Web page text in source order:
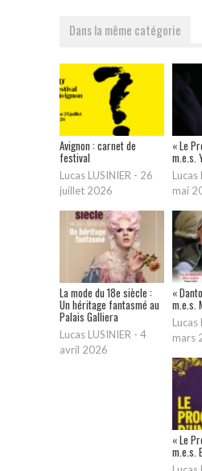
Dans la même catégorie
Avignon : carnet de
festival
Lucas LUSINIER - 26
juillet 2026
« Le
m.e.s.
Lucas
mai
La mode du 18e siècle :
Un héritage fantasmé au
Palais Galliera
Lucas LUSINIER - 4
avril 2026
«
m.e.s.
Lucas
mars
« Le
m.e.s.